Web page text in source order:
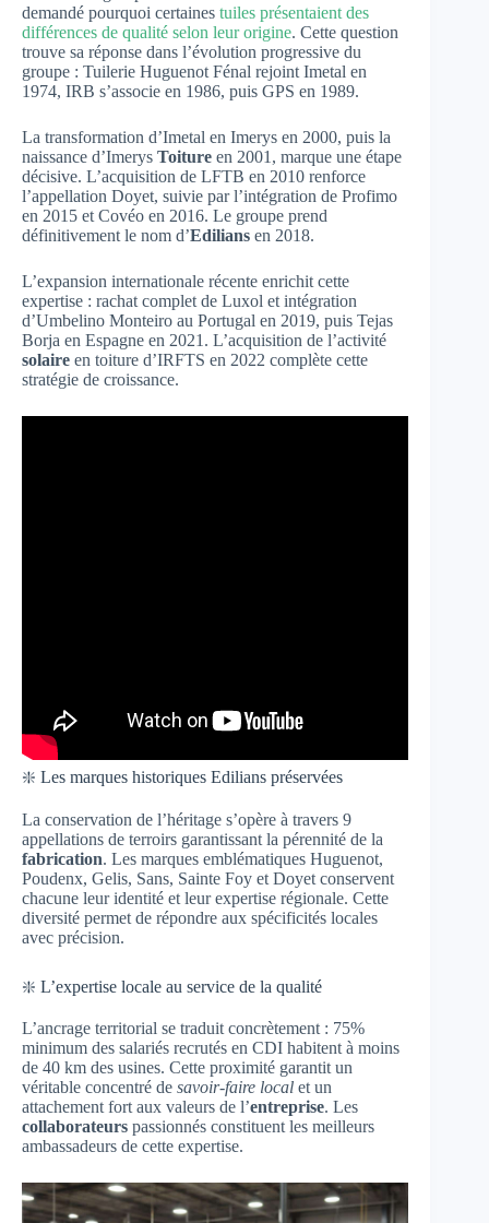
demandé pourquoi certaines tuiles présentaient des
différences de qualité selon leur origine. Cette question
trouve sa réponse dans l’évolution progressive du
groupe : Tuilerie Huguenot Fénal rejoint Imetal en
1974, IRB s’associe en 1986, puis GPS en 1989.
La transformation d’Imetal en Imerys en 2000, puis la
naissance d’Imerys Toiture en 2001, marque une étape
décisive. L’acquisition de LFTB en 2010 renforce
l’appellation Doyet, suivie par l’intégration de Profimo
en 2015 et Covéo en 2016. Le groupe prend
définitivement le nom d’Edilians en 2018.
L’expansion internationale récente enrichit cette
expertise : rachat complet de Luxol et intégration
d’Umbelino Monteiro au Portugal en 2019, puis Tejas
Borja en Espagne en 2021. L’acquisition de l’activité
solaire en toiture d’IRFTS en 2022 complète cette
stratégie de croissance.
❇️ Les marques historiques Edilians préservées
La conservation de l’héritage s’opère à travers 9
appellations de terroirs garantissant la pérennité de la
fabrication. Les marques emblématiques Huguenot,
Poudenx, Gelis, Sans, Sainte Foy et Doyet conservent
chacune leur identité et leur expertise régionale. Cette
diversité permet de répondre aux spécificités locales
avec précision.
❇️ L’expertise locale au service de la qualité
L’ancrage territorial se traduit concrètement : 75%
minimum des salariés recrutés en CDI habitent à moins
de 40 km des usines. Cette proximité garantit un
véritable concentré de savoir-faire local et un
attachement fort aux valeurs de l’entreprise. Les
collaborateurs passionnés constituent les meilleurs
ambassadeurs de cette expertise.